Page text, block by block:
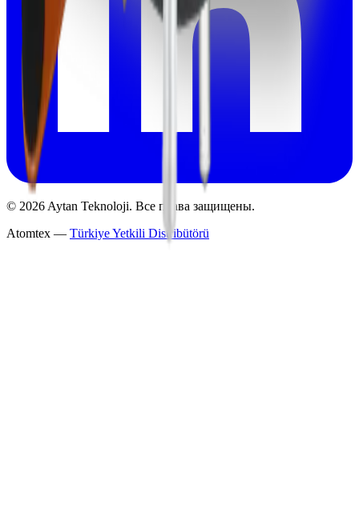
© 2026 Aytan Teknoloji. Все права защищены.
Atomtex — Türkiye Yetkili Distribütörü